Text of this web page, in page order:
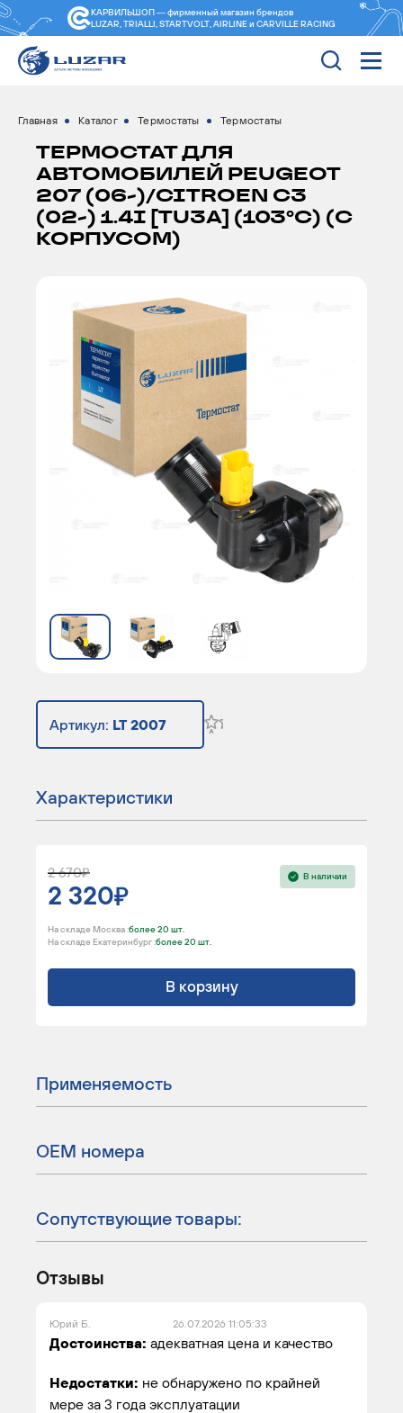
КАРВИЛЬШОП — фирменный магазин брендов
LUZAR, TRIALLI, STARTVOLT, AIRLINE и CARVILLE RACING
Главная Каталог Термостаты Термостаты
ТЕРМОСТАТ ДЛЯ
АВТОМОБИЛЕЙ PEUGEOT
207 (06-)/CITROEN C3
(02-) 1.4I [TU3A] (103°С) (С
КОРПУСОМ)
Артикул: LT 2007
Характеристики
2 670
2 320
В наличии
На складе Москва :более 20 шт.
На складе Екатеринбург :более 20 шт.
В корзину
Применяемость
ОЕМ номера
Сопутствующие товары:
Отзывы
Юрий Б. 26.07.2026 11:05:33
Достоинства: адекватная цена и качество
Недостатки: не обнаружено по крайней
мере за 3 года эксплуатации